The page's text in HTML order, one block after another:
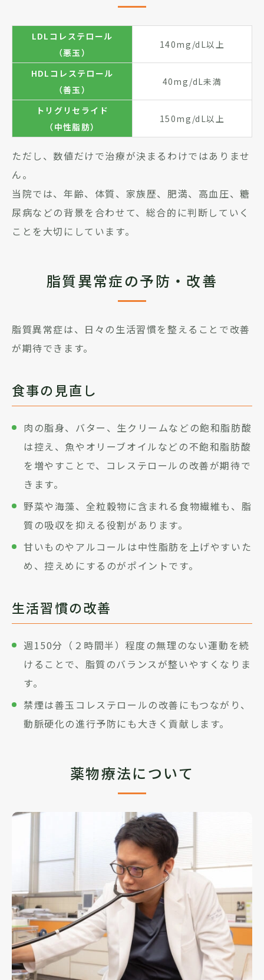
LDLコレステロール
（悪玉）
140mg/dL以上
HDLコレステロール
（善玉）
40mg/dL未満
トリグリセライド
（中性脂肪）
150mg/dL以上
ただし、数値だけで治療が決まるわけではありませ
ん。
当院では、年齢、体質、家族歴、肥満、高血圧、糖
尿病などの背景を合わせて、総合的に判断していく
ことを大切にしています。
脂質異常症の予防・改善
脂質異常症は、日々の生活習慣を整えることで改善
が期待できます。
食事の見直し
肉の脂身、バター、生クリームなどの飽和脂肪酸
は控え、魚やオリーブオイルなどの不飽和脂肪酸
を増やすことで、コレステロールの改善が期待で
きます。
野菜や海藻、全粒穀物に含まれる食物繊維も、脂
質の吸収を抑える役割があります。
甘いものやアルコールは中性脂肪を上げやすいた
め、控えめにするのがポイントです。
生活習慣の改善
週150分（２時間半）程度の無理のない運動を続
けることで、脂質のバランスが整いやすくなりま
す。
禁煙は善玉コレステロールの改善にもつながり、
動脈硬化の進行予防にも大きく貢献します。
薬物療法について